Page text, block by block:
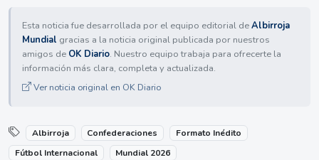
Esta noticia fue desarrollada por el equipo editorial deAlbirroja
Mundial gracias a la noticia original publicada por nuestros
amigos de OK Diario. Nuestro equipo trabaja para ofrecerte la
información más clara, completa y actualizada.
Ver noticia original en OK Diario
Albirroja Confederaciones
Formato Inédito
Fútbol Internacional
Mundial 2026